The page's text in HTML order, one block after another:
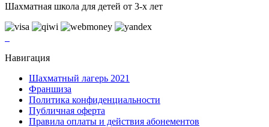
Шахматная школа для детей от 3-х лет
Навигация
Шахматный лагерь 2021
Франшиза
Политика конфиденциальности
Публичная оферта
Правила оплаты и действия абонементов